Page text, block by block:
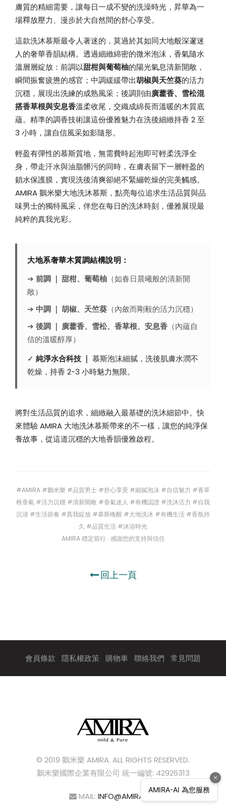
膚質的精細需要，讓每日一成不變的洗澡時光，昇華為一
場釋放壓力、漫步於大自然間的舒心享受。
這款洗沐慕斯最令人著迷的，莫過於其如同大地般深邃迷
人的奢華香韻結構。透過細緻綿密的微米泡沫，香氣隨水
溫層層綻放：前調以甜柑與葡萄柚的陽光氣息清新開敞，
瞬間振奮疲憊的感官；中調緩緩帶出胡椒與天竺葵的活力
沉穩，展現出洗練的成熟風采；後調則由廣藿香、雪松混
搭香草根與安息香溫柔收尾，交織成綿長而溫暖的木質底
蘊。精準的調香技術讓這份優雅魅力在洗後細緻持香 2 至
3 小時，讓自信風采如影隨形。
輕盈有彈性的慕斯質地，無需費時起泡即可輕柔洗淨全
身，帶走汗水與油脂髒污的同時，在膚表留下一層輕盈的
鎖水保護膜，實現洗後清爽卻絕不緊繃乾燥的完美觸感。
AMIRA 鵝米樂大地洗沐慕斯，點亮每位追求生活品質與品
味男士的獨特風采，伴您在每日的洗沐時刻，優雅展現最
純粹的真我光彩。
大地系奢華木質調結構說明：
➔ 前調 ｜ 甜柑、葡萄柚 （如春日晨曦般的清新開
敞）
➔ 中調 ｜ 胡椒、天竺葵 （內斂而剛毅的活力沉穩）
➔ 後調 ｜ 廣藿香、雪松、香草根、安息香 （內蘊自
信的溫暖醇厚）
✓ 純淨水合科技 ｜ 慕斯泡沫細膩，洗後肌膚水潤不
乾燥，持香 2-3 小時魅力無限。
將對生活品質的追求，細緻融入最基礎的洗沐細節中。快
來體驗 AMIRA 大地洗沐慕斯帶來的不一樣，讓您的純淨保
養故事，從這道沉穩的大地香韻優雅啟程。
#AMIRA #鵝米樂 #品質男士 #舒心享受 #細膩泡沫 #自信魅力 #香草
根香氣 #活力沉穩 #清新開敞 #香氣迷人 #有機認證 #洗沐活力 #自我
沉浸 #生活節奏 #真我綻放 #慕斯喚醒 #大地洗沐 #有機生活 #香氛持
久 #品質生活 #沐浴時光
AMIRA 穩定前行 ∙ 感謝您的支持與信任
回上一頁
會員條款 隱私權政策 購物車 聯絡我們 常見問題
© 2019 鵝米樂 AMIRA. ALL RIGHTS RESERVED.
鵝米樂國際企業有限公司 統一編號: 42926313
MAIL: INFO@AMIRA.TW